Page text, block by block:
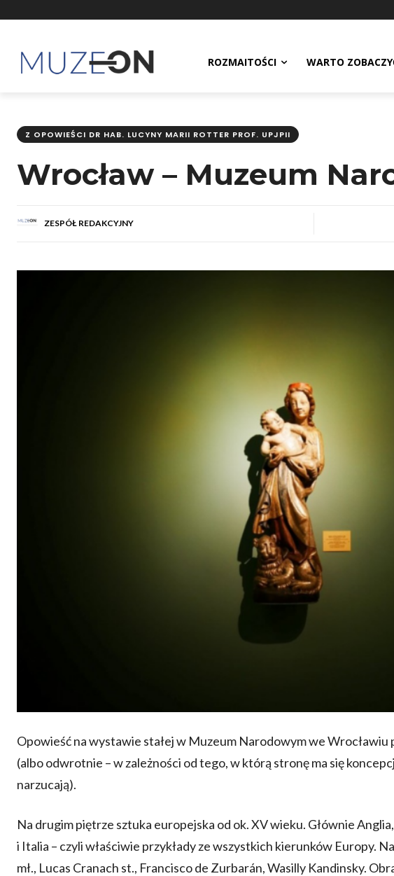
ROZMAITOŚCI WARTO
Z OPOWIEŚCI DR HAB. LUCYNY MARII ROTTER PROF. UPJPII
Wrocław – Muzeum
ZESPÓŁ REDAKCYJNY
Opowieść na wystawie stałej w Muzeum Narodowym we Wrocławiu
(albo odwrotnie – w zależności od tego, w którą stronę ma się
narzucają).
Na drugim piętrze sztuka europejska od ok. XV wieku. Głównie
i Italia – czyli właściwie przykłady ze wszystkich kierunków Europy.
mł., Lucas Cranach st., Francisco de Zurbarán, Wasilly Kandinsky.